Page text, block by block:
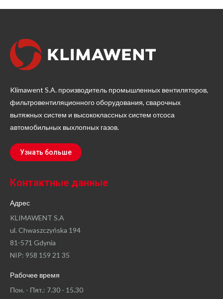
Klimawent S.A. производитель промышленных вентиляторов,
фильтровентиляционного оборудования, сварочных
вытяжных систем и высококлассных систем отсоса
автомобильных выхлопных газов.
Узнать больше
Контактные данные
Адрес
KLIMAWENT S.A
ul. Chwaszczyńska 194
81-571 Gdynia
NIP: 958 159 21 35
Рабочее время
Пон. - Пят.: 7.30 - 15.30